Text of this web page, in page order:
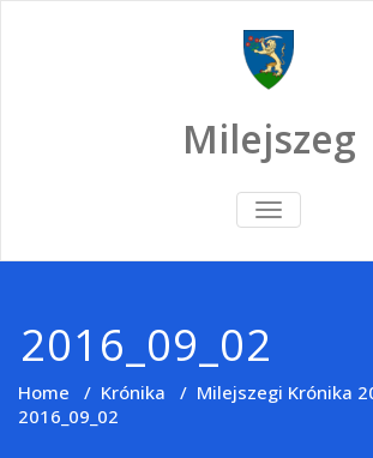
Milejszeg
TOGGLE
NAVIGATION
2016_09_02
Home / Krónika / Milejszegi Krónika
2016_09_02